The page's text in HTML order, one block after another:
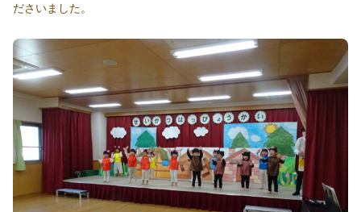
ださいました。